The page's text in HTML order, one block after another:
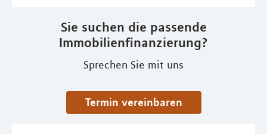
Sie suchen die passende
Immobilienfinanzierung?
Sprechen Sie mit uns
Termin vereinbaren